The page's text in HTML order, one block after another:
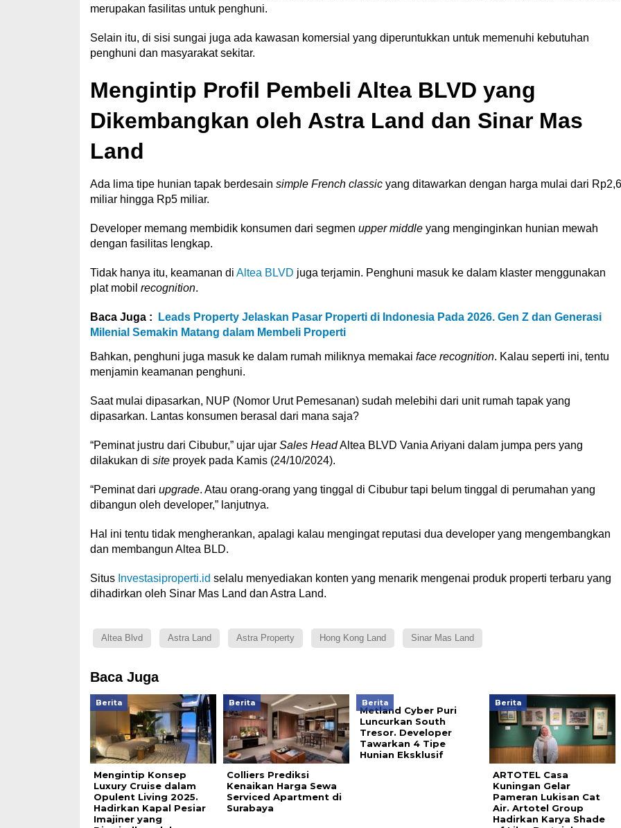
merupakan fasilitas untuk penghuni.
Selain itu, di sisi sungai juga ada kawasan komersial yang diperuntukkan untuk memenuhi kebutuhan
penghuni dan masyarakat sekitar.
Mengintip Profil Pembeli Altea BLVD yang
Dikembangkan oleh Astra Land dan Sinar Mas
Land
Ada lima tipe hunian tapak berdesain simple French classicyang ditawarkan dengan harga mulai dari Rp2,6
miliar hingga Rp5 miliar.
Developer memang membidik konsumen dari segmen upper middleyang menginginkan hunian mewah
dengan fasilitas lengkap.
Tidak hanya itu, keamanan di Altea BLVD juga terjamin. Penghuni masuk ke dalam klaster menggunakan
plat mobil recognition.
Baca Juga :
Leads Property Jelaskan Pasar Properti di Indonesia Pada 2026. Gen Z dan Generasi
Milenial Semakin Matang dalam Membeli Properti
Bahkan, penghuni juga masuk ke dalam rumah miliknya memakai face recognition. Kalau seperti ini, tentu
menjamin keamanan penghuni.
Saat mulai dipasarkan, NUP (Nomor Urut Pemesanan) sudah melebihi dari unit rumah tapak yang
dipasarkan. Lantas konsumen berasal dari mana saja?
“Peminat justru dari Cibubur,” ujar ujar Sales HeadAltea BLVD Vania Ariyani dalam jumpa pers yang
dilakukan di siteproyek pada Kamis (24/10/2024).
“Peminat dari upgrade. Atau orang-orang yang tinggal di Cibubur tapi belum tinggal di perumahan yang
dibangun oleh developer,” lanjutnya.
Hal ini tentu tidak mengherankan, apalagi kalau mengingat reputasi dua developer yang mengembangkan
dan membangun Altea BLD.
Situs Investasiproperti.id selalu menyediakan konten yang menarik mengenai produk properti terbaru yang
dihadirkan oleh Sinar Mas Land dan Astra Land.
Altea Blvd Astra Land Astra Property Hong Kong Land Sinar Mas Land
Baca Juga
Berita
Mengintip Konsep
Luxury Cruise dalam
Opulent Living 2025.
Hadirkan Kapal Pesiar
Imajiner yang
Berita
Colliers Prediksi
Kenaikan Harga Sewa
Serviced Apartment di
Surabaya
Berita
Metland Cyber Puri
Luncurkan South
Tresor. Developer
Tawarkan 4 Tipe
Hunian Eksklusif
Berita
ARTOTEL Casa
Kuningan Gelar
Pameran Lukisan Cat
Air. Artotel Group
Hadirkan Karya Shade